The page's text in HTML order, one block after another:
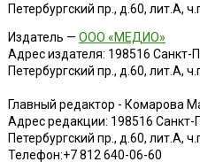
Петербургский пр., д.60, лит.А,
Издатель — ООО «МЕДИО»
Адрес издателя: 198516 Санкт-
Петербургский пр., д.60, лит.А,
Главный редактор - Комарова
Адрес редакции: 198516 Санкт-
Петербургский пр., д.60, лит.А,
Телефон:+7 812 640-06-60